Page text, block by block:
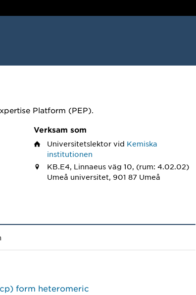
Platform (PEP).
Verksam som
Universitetslektor vid Kemiska
institutionen
KB.E4, Linnaeus väg 10, (rum: 4.02.02)
Umeå universitet, 901 87 Umeå
form heteromeric